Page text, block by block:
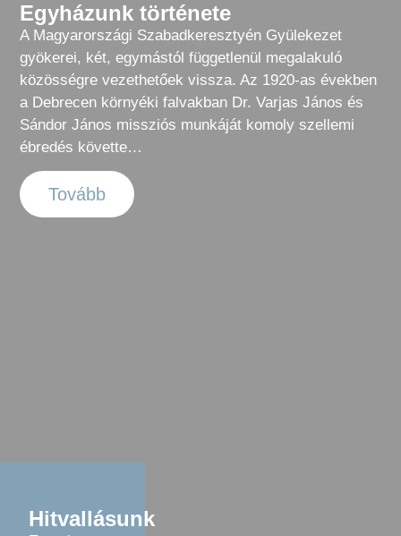
Egyházunk története
A Magyarországi Szabadkeresztyén Gyülekezet
gyökerei, két, egymástól függetlenül megalakuló
közösségre vezethetőek vissza. Az 1920-as években
a Debrecen környéki falvakban Dr. Varjas János és
Sándor János missziós munkáját komoly szellemi
ébredés követte…
Tovább
Hitvallásunk